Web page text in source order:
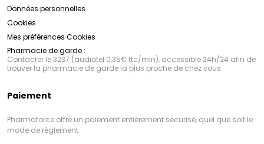
Données personnelles
Cookies
Mes préférences Cookies
Pharmacie de garde :
Contacter le 3237 (audiotel 0,35€ ttc/min), accessible 24h/24 afin de
trouver la pharmacie de garde la plus proche de chez vous
Paiement
Pharmaforce offre un paiement entièrement sécurisé, quel que soit le
mode de règlement